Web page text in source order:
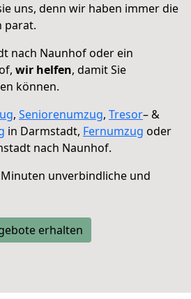
uns, denn wir haben immer die
parat.
nach Naunhof oder ein
wir helfen, damit Sie
können.
, Seniorenumzug, Tresor– &
in Darmstadt, Fernumzug oder
nach Naunhof.
unverbindliche und
erhalten